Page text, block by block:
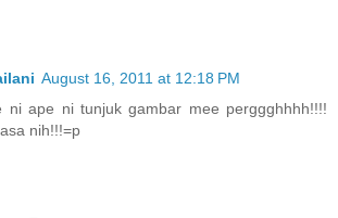
August 16, 2011 at 12:18 PM
ni ape ni tunjuk gambar mee perggghhhh!!!!
nih!!!=p